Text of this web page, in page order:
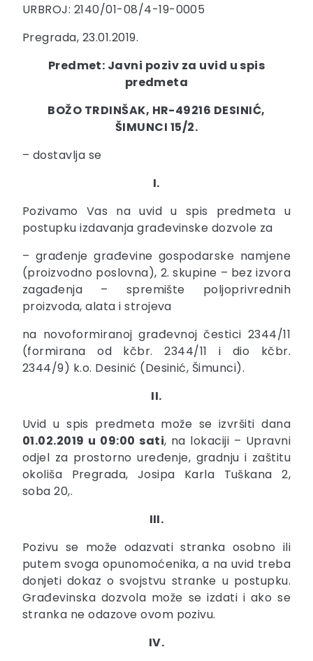
URBROJ: 2140/01-08/4-19-0005
Pregrada, 23.01.2019.
Predmet: Javni poziv za uvid u spis
predmeta
BOŽO TRDINŠAK, HR-49216 DESINIĆ,
ŠIMUNCI 15/2.
– dostavlja se
I.
Pozivamo Vas na uvid u spis predmeta u
postupku izdavanja građevinske dozvole za
– građenje građevine gospodarske namjene
(proizvodno poslovna), 2. skupine – bez izvora
zagađenja – spremište poljoprivrednih
proizvoda, alata i strojeva
na novoformiranoj građevnoj čestici 2344/11
(formirana od kčbr. 2344/11 i dio kčbr.
2344/9) k.o. Desinić (Desinić, Šimunci).
II.
Uvid u spis predmeta može se izvršiti dana
01.02.2019 u 09:00 sati, na lokaciji – Upravni
odjel za prostorno uređenje, gradnju i zaštitu
okoliša Pregrada, Josipa Karla Tuškana 2,
soba 20,.
III.
Pozivu se može odazvati stranka osobno ili
putem svoga opunomoćenika, a na uvid treba
donjeti dokaz o svojstvu stranke u postupku.
Građevinska dozvola može se izdati i ako se
stranka ne odazove ovom pozivu.
IV.